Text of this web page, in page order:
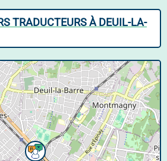
TRADUCTEURS À DEUIL-LA-